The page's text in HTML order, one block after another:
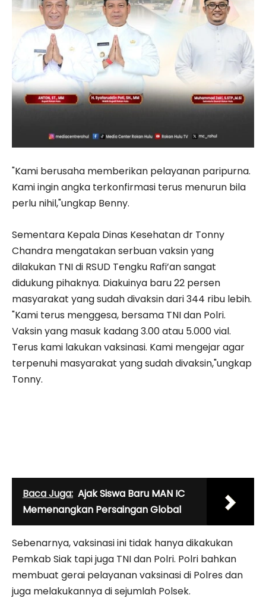
"Kami berusaha memberikan pelayanan paripurna.
Kami ingin angka terkonfirmasi terus menurun bila
perlu nihil,"ungkap Benny.
Sementara Kepala Dinas Kesehatan dr Tonny
Chandra mengatakan serbuan vaksin yang
dilakukan TNI di RSUD Tengku Rafi’an sangat
didukung pihaknya. Diakuinya baru 22 persen
masyarakat yang sudah divaksin dari 344 ribu lebih.
"Kami terus menggesa, bersama TNI dan Polri.
Vaksin yang masuk kadang 3.00 atau 5.000 vial.
Terus kami lakukan vaksinasi. Kami mengejar agar
terpenuhi masyarakat yang sudah divaksin,"ungkap
Tonny.
Baca Juga: Ajak Siswa Baru MAN IC
Memenangkan Persaingan Global
Sebenarnya, vaksinasi ini tidak hanya dikakukan
Pemkab Siak tapi juga TNI dan Polri. Polri bahkan
membuat gerai pelayanan vaksinasi di Polres dan
juga melakukannya di sejumlah Polsek.